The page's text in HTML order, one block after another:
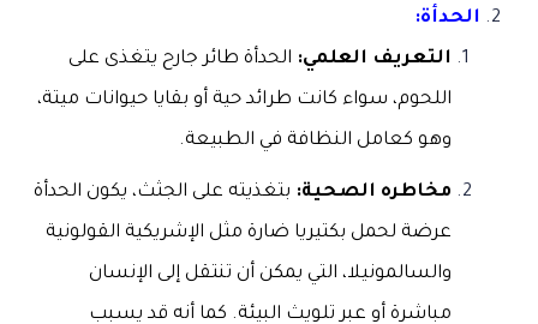
الحدأة:
التعريف العلمي: الحدأة طائر جارح يتغذى على
اللحوم، سواء كانت طرائد حية أو بقايا حيوانات ميتة،
وهو كعامل النظافة في الطبيعة.
مخاطره الصحية: بتغذيته على الجثث، يكون الحدأة
عرضة لحمل بكتيريا ضارة مثل الإشريكية القولونية
والسالمونيلا، التي يمكن أن تنتقل إلى الإنسان
مباشرة أو عبر تلويث البيئة. كما أنه قد يسبب